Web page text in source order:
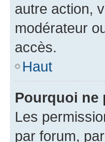
autre action,
modérateur
accès.
Haut
Pourquoi ne
Les
par forum,